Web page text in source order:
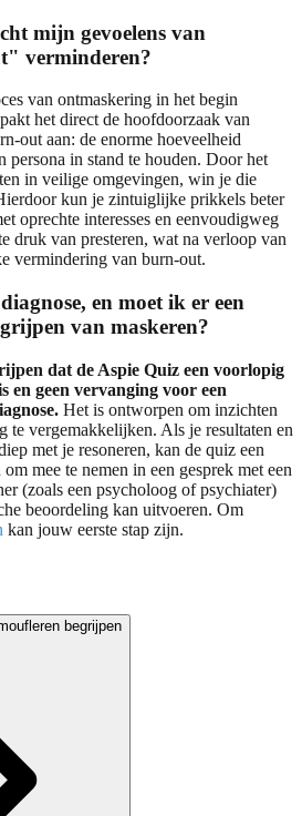
mijn gevoelens van
verminderen?
van ontmaskering in het begin
het direct de hoofdoorzaak van
out aan: de enorme hoeveelheid
persona in stand te houden. Door het
in veilige omgevingen, win je die
kun je zintuiglijke prikkels beter
oprechte interesses en eenvoudigweg
druk van presteren, wat na verloop van
vermindering van burn-out.
en moet ik er een
van maskeren?
dat de Aspie Quiz een voorlopig
en geen vervanging voor een
Het is ontworpen om inzichten
te vergemakkelijken. Als je resultaten en
met je resoneren, kan de quiz een
mee te nemen in een gesprek met een
(zoals een psycholoog of psychiater)
beoordeling kan uitvoeren. Om
kan jouw eerste stap zijn.
begrijpen